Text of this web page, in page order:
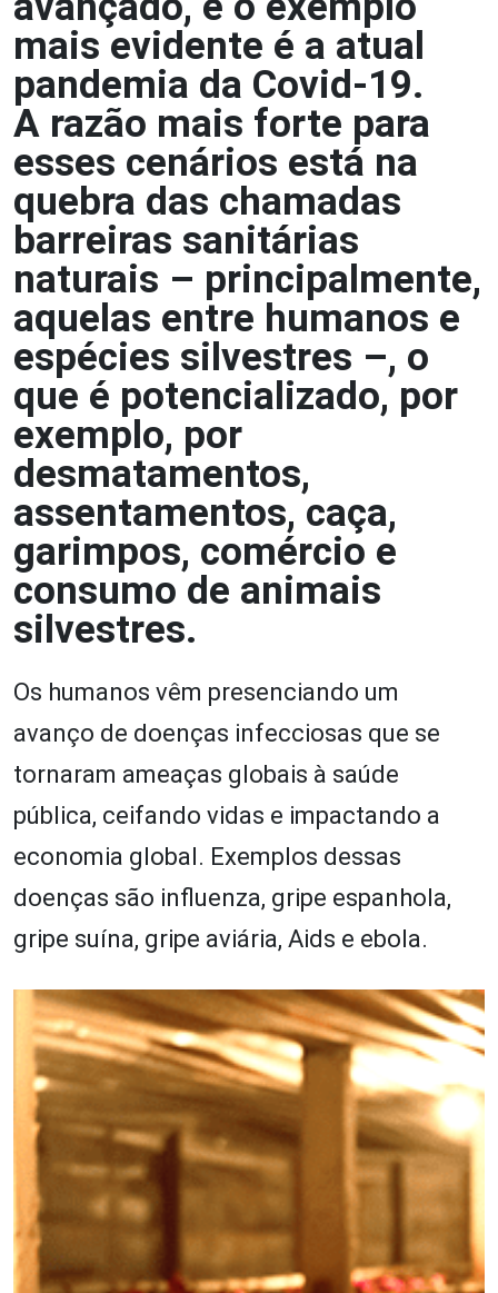
mais evidente é a atual
pandemia da Covid-19.
A razão mais forte para
esses cenários está na
quebra das chamadas
barreiras sanitárias
naturais – principalmente,
aquelas entre humanos e
espécies silvestres –, o
que é potencializado, por
exemplo, por
desmatamentos,
assentamentos, caça,
garimpos, comércio e
consumo de animais
silvestres.
Os humanos vêm presenciando um
avanço de doenças infecciosas que se
tornaram ameaças globais à saúde
pública, ceifando vidas e impactando a
economia global. Exemplos dessas
doenças são influenza, gripe espanhola,
gripe suína, gripe aviária, Aids e ebola.